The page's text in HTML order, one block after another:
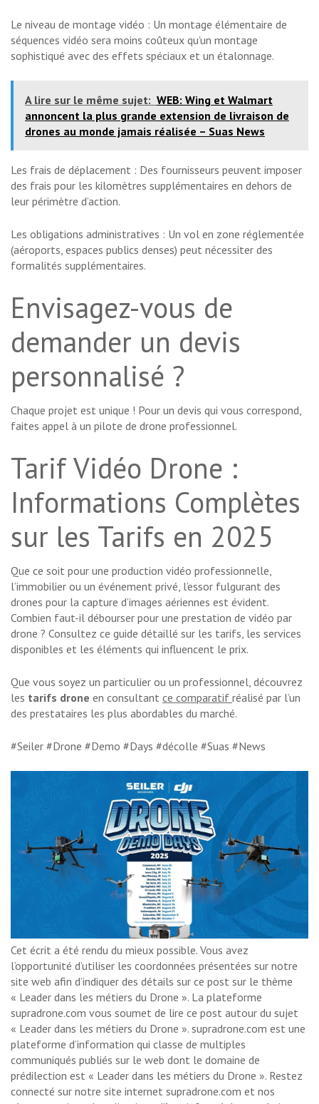
Le niveau de montage vidéo : Un montage élémentaire de
séquences vidéo sera moins coûteux qu’un montage
sophistiqué avec des effets spéciaux et un étalonnage.
A lire sur le même sujet: WEB: Wing et Walmart
annoncent la plus grande extension de livraison de
drones au monde jamais réalisée – Suas News
Les frais de déplacement : Des fournisseurs peuvent imposer
des frais pour les kilomètres supplémentaires en dehors de
leur périmètre d’action.
Les obligations administratives : Un vol en zone réglementée
(aéroports, espaces publics denses) peut nécessiter des
formalités supplémentaires.
Envisagez-vous de
demander un devis
personnalisé ?
Chaque projet est unique ! Pour un devis qui vous correspond,
faites appel à un pilote de drone professionnel.
Tarif Vidéo Drone :
Informations Complètes
sur les Tarifs en 2025
Que ce soit pour une production vidéo professionnelle,
l’immobilier ou un événement privé, l’essor fulgurant des
drones pour la capture d’images aériennes est évident.
Combien faut-il débourser pour une prestation de vidéo par
drone ? Consultez ce guide détaillé sur les tarifs, les services
disponibles et les éléments qui influencent le prix.
Que vous soyez un particulier ou un professionnel, découvrez
les tarifs drone en consultant ce comparatif réalisé par l’un
des prestataires les plus abordables du marché.
#Seiler #Drone #Demo #Days #décolle #Suas #News
Cet écrit a été rendu du mieux possible. Vous avez
l’opportunité d’utiliser les coordonnées présentées sur notre
site web afin d’indiquer des détails sur ce post sur le thème
« Leader dans les métiers du Drone ». La plateforme
supradrone.com vous soumet de lire ce post autour du sujet
« Leader dans les métiers du Drone ». supradrone.com est une
plateforme d’information qui classe de multiples
communiqués publiés sur le web dont le domaine de
prédilection est « Leader dans les métiers du Drone ». Restez
connecté sur notre site internet supradrone.com et nos